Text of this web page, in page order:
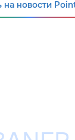
новости